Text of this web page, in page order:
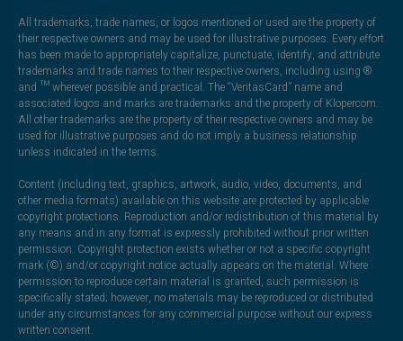
All trademarks, trade names, or logos mentioned or used are the property of
their respective owners and may be used for illustrative purposes. Every effort
has been made to appropriately capitalize, punctuate, identify, and attribute
trademarks and trade names to their respective owners, including using ®
and ™ wherever possible and practical. The “VeritasCard” name and
associated logos and marks are trademarks and the property of Klopercom.
All other trademarks are the property of their respective owners and may be
used for illustrative purposes and do not imply a business relationship
unless indicated in the terms.
Content (including text, graphics, artwork, audio, video, documents, and
other media formats) available on this website are protected by applicable
copyright protections. Reproduction and/or redistribution of this material by
any means and in any format is expressly prohibited without prior written
permission. Copyright protection exists whether or not a specific copyright
mark (©) and/or copyright notice actually appears on the material. Where
permission to reproduce certain material is granted, such permission is
specifically stated; however, no materials may be reproduced or distributed
under any circumstances for any commercial purpose without our express
written consent.